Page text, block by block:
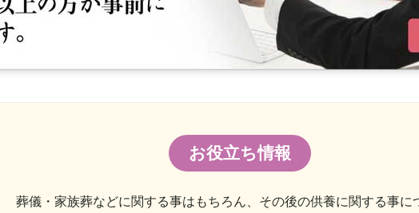
お役立ち情報
葬儀・家族葬などに関する事はもちろん、その後の供養に関する事に